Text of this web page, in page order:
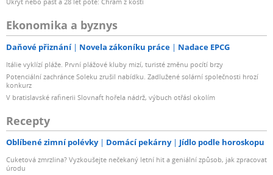
Ekonomika a byznys
Daňové přiznání Novela zákoníku práce Nadace EPCG
Itálie vyklízí pláže. První plážové kluby mizí, turisté změnu pocítí brzy
Potenciální zachránce Soleku zrušil nabídku. Zadlužené solární společnosti hrozí
konkurz
V bratislavské rafinerii Slovnaft hořela nádrž, výbuch otřásl okolím
Recepty
Oblíbené zimní polévky Domácí pekárny Jídlo podle horoskopu
Cuketová zmrzlina? Vyzkoušejte nečekaný letní hit a geniální způsob, jak zpracovat
úrodu